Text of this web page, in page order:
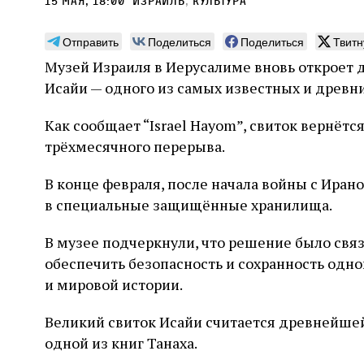
Отправить Поделиться Поделиться
Музей Израиля в Иерусалиме вновь откроет
Исайи — одного из самых известных и
Как сообщает “Israel Hayom”, свиток
трёхмесячного перерыва.
В конце февраля, после начала войны с
в специальные защищённые хранилища.
В музее подчеркнули, что решение было
обеспечить безопасность и сохранность
и мировой истории.
Великий свиток Исайи считается
одной из книг Танаха.
неделя, изменившая
судьбу еврейского ишува
Примерно за полторы недели до начала
погромов Ребе совершал поездку по святым
местам Эрец‑Исраэль. Он посетил, в
стену. Он, несомненно, почувствовал
необычайное напряжение и сознательно
отказался приходить к Стене в Тиша бе‑Ав,
чтобы не собирать вокруг себя большое
самым не усиливать напряжённость
5 августа Проверено временем Александр
и
2